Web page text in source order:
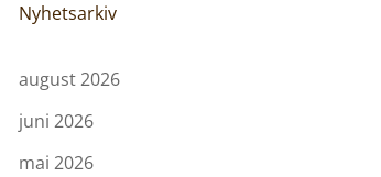
Nyhetsarkiv
august 2026
juni 2026
mai 2026